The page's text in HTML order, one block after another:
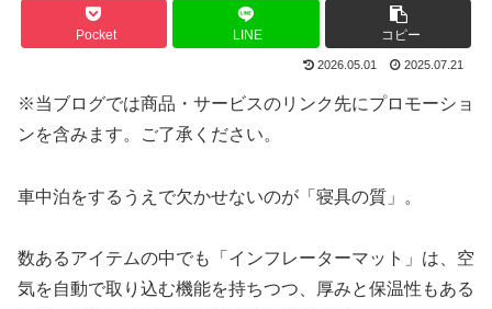
Pocket LINE コピー
2026.05.01 2025.07.21
※当ブログでは商品・サービスのリンク先にプロモーショ
ンを含みます。ご了承ください。
車中泊をするうえで欠かせないのが「寝具の質」。
数あるアイテムの中でも「インフレーターマット」は、空
気を自動で取り込む機能を持ちつつ、厚みと保温性もある